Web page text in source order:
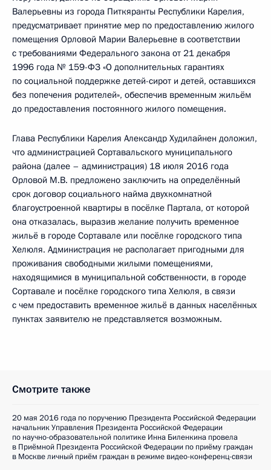
Валерьевны из города Питкяранты Республики Карелия,
предусматривает принятие мер по предоставлению жилого
помещения Орловой Марии Валерьевне в соответствии
с требованиями Федерального закона от 21 декабря
1996 года № 159-ФЗ «О дополнительных гарантиях
по социальной поддержке детей-сирот и детей, оставшихся
без попечения родителей», обеспечив временным жильём
до предоставления постоянного жилого помещения.
Глава Республики Карелия Александр Худилайнен доложил,
что администрацией Сортавальского муниципального
района (далее – администрация) 18 июля 2016 года
Орловой М.В. предложено заключить на определённый
срок договор социального найма двухкомнатной
благоустроенной квартиры в посёлке Партала, от которой
она отказалась, выразив желание получить временное
жильё в городе Сортавале или посёлке городского типа
Хелюля. Администрация не располагает пригодными для
проживания свободными жилыми помещениями,
находящимися в муниципальной собственности, в городе
Сортавале и посёлке городского типа Хелюля, в связи
с чем предоставить временное жильё в данных населённых
пунктах заявителю не представляется возможным.
Смотрите также
20 мая 2016 года по поручению Президента Российской Федерации
начальник Управления Президента Российской Федерации
по научно-образовательной политике Инна Биленкина провела
в Приёмной Президента Российской Федерации по приёму граждан
в Москве личный приём граждан в режиме видео-конференц-связи